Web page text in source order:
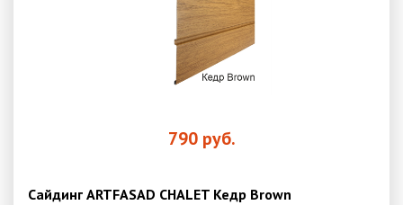
790руб.
Сайдинг ARTFASAD CHALET Кедр Brown